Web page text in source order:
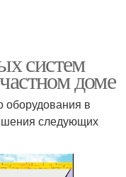
систем
доме
оборудования в
следующих